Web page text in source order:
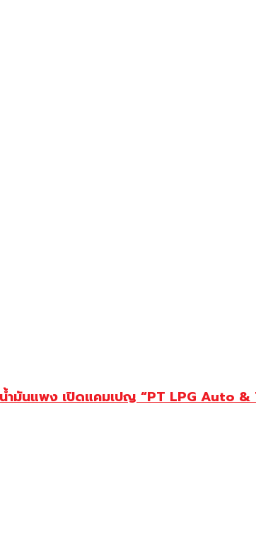
ำมันแพง เปิดแคมเปญ “PT LPG Auto